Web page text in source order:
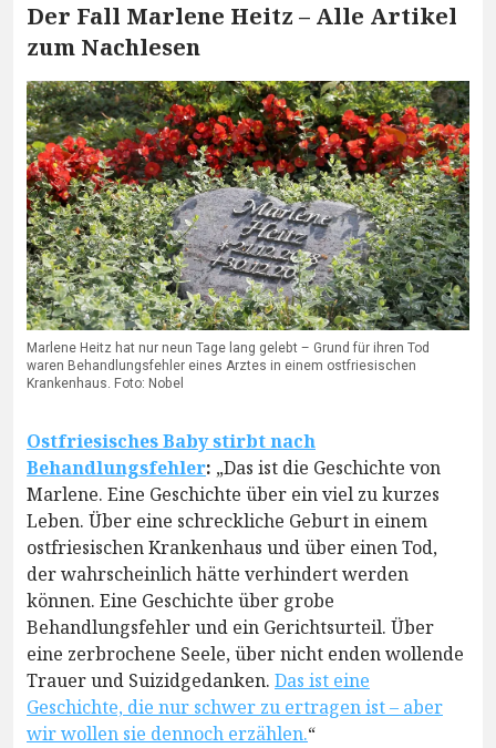
Der Fall Marlene Heitz – Alle Artikel
zum Nachlesen
Marlene Heitz hat nur neun Tage lang gelebt – Grund für ihren Tod
waren Behandlungsfehler eines Arztes in einem ostfriesischen
Krankenhaus. Foto: Nobel
Ostfriesisches Baby stirbt nach
Behandlungsfehler: „Das ist die Geschichte von
Marlene. Eine Geschichte über ein viel zu kurzes
Leben. Über eine schreckliche Geburt in einem
ostfriesischen Krankenhaus und über einen Tod,
der wahrscheinlich hätte verhindert werden
können. Eine Geschichte über grobe
Behandlungsfehler und ein Gerichtsurteil. Über
eine zerbrochene Seele, über nicht enden wollende
Trauer und Suizidgedanken. Das ist eine
Geschichte, die nur schwer zu ertragen ist – aber
wir wollen sie dennoch erzählen.“